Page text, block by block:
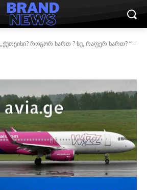
„ქუთეისი? როგორ ხართ ? ნუ, რაფერ ხართ? “ –